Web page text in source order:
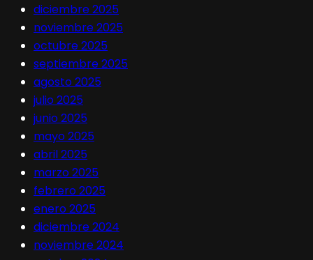
diciembre 2025
noviembre 2025
octubre 2025
septiembre 2025
agosto 2025
julio 2025
junio 2025
mayo 2025
abril 2025
marzo 2025
febrero 2025
enero 2025
diciembre 2024
noviembre 2024